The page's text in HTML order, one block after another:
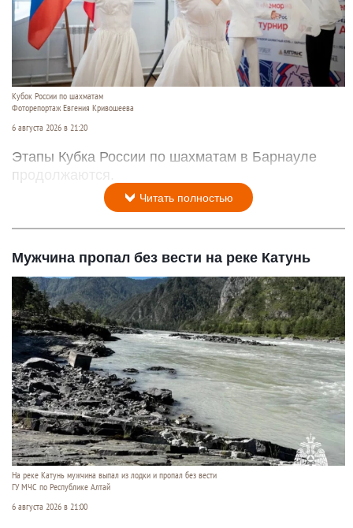
Кубок России по шахматам
Фоторепортаж Евгения Кривошеева
6 августа 2026 в 21:20
Этапы Кубка России по шахматам в Барнауле
продолжаются.
Читать полностью
Мужчина пропал без вести на реке Катунь
На реке Катунь мужчина выпал из лодки и пропал без вести
ГУ МЧС по Республике Алтай
6 августа 2026 в 21:00